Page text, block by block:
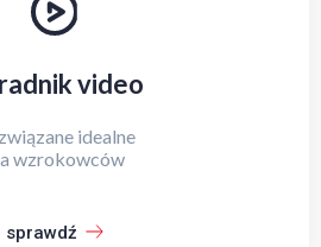
video
idealne
wzrokowców
sprawdź